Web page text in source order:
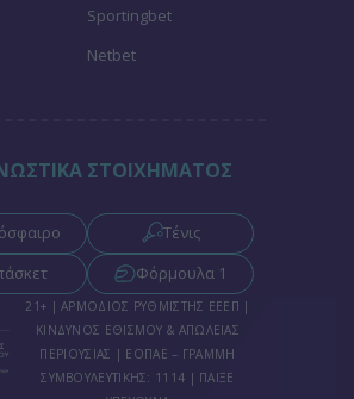
Sportingbet
Netbet
ΣΤΟΙΧΗΜΑΤΟΣ
Τένις
Φόρμουλα 1
21+ | ΑΡΜΟΔΙΟΣ ΡΥΘΜΙΣΤΗΣ ΕΕΕΠ |
ΚΙΝΔΥΝΟΣ ΕΘΙΣΜΟΥ & ΑΠΩΛΕΙΑΣ
ΠΕΡΙΟΥΣΙΑΣ | ΕΟΠΑΕ – ΓΡΑΜΜΗ
ΣΥΜΒΟΥΛΕΥΤΙΚΗΣ: 1114 | ΠΑΙΞΕ